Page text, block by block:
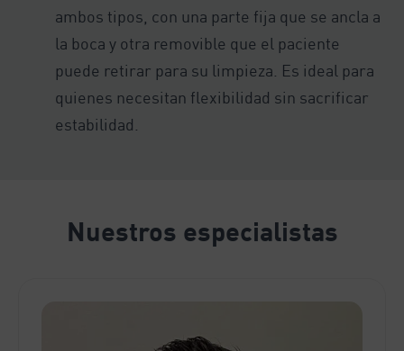
ambos tipos, con una parte fija que se ancla a
la boca y otra removible que el paciente
puede retirar para su limpieza. Es ideal para
quienes necesitan flexibilidad sin sacrificar
estabilidad.
Nuestros especialistas